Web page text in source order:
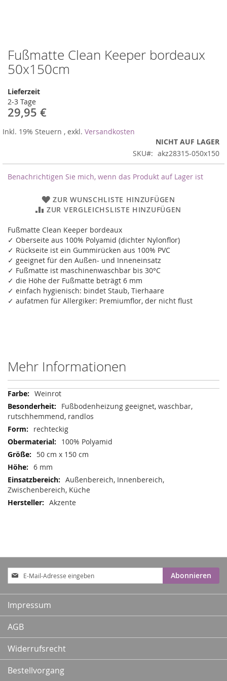
Fußmatte Clean Keeper bordeaux
50x150cm
Lieferzeit
2-3 Tage
29,95 €
Inkl. 19% Steuern , exkl. Versandkosten
NICHT AUF LAGER
SKU
akz28315-050x150
Benachrichtigen Sie mich, wenn das Produkt auf Lager ist
ZUR WUNSCHLISTE HINZUFÜGEN
ZUR VERGLEICHSLISTE HINZUFÜGEN
Fußmatte Clean Keeper bordeaux
✓ Oberseite aus 100% Polyamid (dichter Nylonflor)
✓ Rückseite ist ein Gummirücken aus 100% PVC
✓ geeignet für den Außen- und Inneneinsatz
✓ Fußmatte ist maschinenwaschbar bis 30°C
✓ die Höhe der Fußmatte beträgt 6 mm
✓ einfach hygienisch: bindet Staub, Tierhaare
✓ aufatmen für Allergiker: Premiumflor, der nicht flust
Zum
Anfang
der
springen
Mehr Informationen
Mehr
Informationen
Weinrot
Fußbodenheizung geeignet, waschbar,
rutschhemmend, randlos
rechteckig
100% Polyamid
50 cm x 150 cm
6 mm
Außenbereich, Innenbereich,
Zwischenbereich, Küche
Akzente
Anmeldung
zum
Newsletter:
Abonnieren
Impressum
AGB
Widerrufsrecht
Bestellvorgang